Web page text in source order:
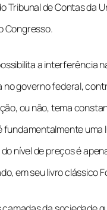
Tribunal de Contas da
Congresso.
a interferência
governo federal,
ou não, tema
uma
nível de preços é
em seu livro clássico